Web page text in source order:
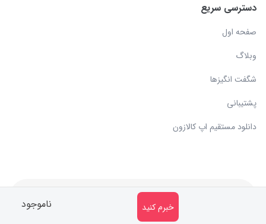
ناموجود خبرم کنید
دسترسی سریع
صفحه اول
وبلاگ
شگفت انگیزها
پشتیبانی
دانلود مستقیم اپ کالازون
کلیه حقوق مادی و معنوی متعلق به سایت کالازون می باشد.